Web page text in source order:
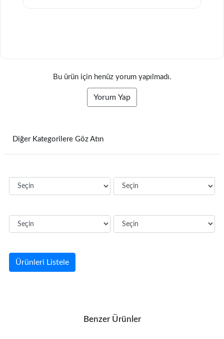
Bu ürün için henüz yorum yapılmadı.
Yorum Yap
Diğer Kategorilere Göz Atın
Ürünleri Listele
Benzer Ürünler